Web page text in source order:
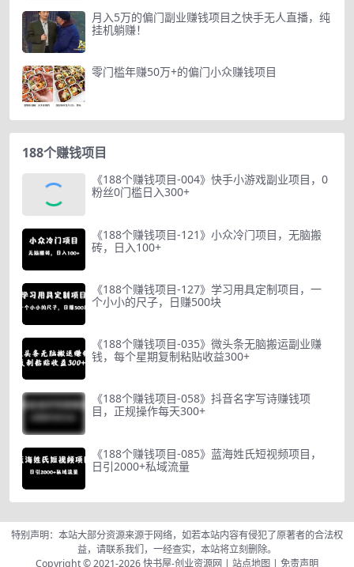
月入5万的偏门副业赚钱项目之快手无人直播，纯
挂机躺赚！
零门槛年赚50万+的偏门小众赚钱项目
188个赚钱项目
《188个赚钱项目-004》快手小游戏副业项目，0
粉丝0门槛日入300+
《188个赚钱项目-121》小众冷门项目，无脑搬
砖，日入100+
《188个赚钱项目-127》学习用具定制项目，一
个小小的尺子，日赚500块
《188个赚钱项目-035》微头条无脑搬运副业赚
钱，每个星期复制粘贴收益300+
《188个赚钱项目-058》抖音名字写诗赚钱项
目，正规操作每天300+
《188个赚钱项目-085》蓝海姓氏短视频项目，
日引2000+私域流量
特别声明：本站大部分资源来源于网络，如若本站内容有侵犯了原著者的合法权
益，请联系我们，一经查实，本站将立刻删除。
Copyright © 2021-2026快书屋-创业资源网 | 站点地图 | 免责声明